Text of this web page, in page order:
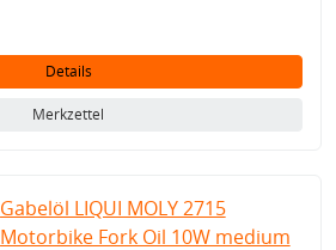
Details
Merkzettel
Gabelöl LIQUI MOLY 2715
Motorbike Fork Oil 10W medium